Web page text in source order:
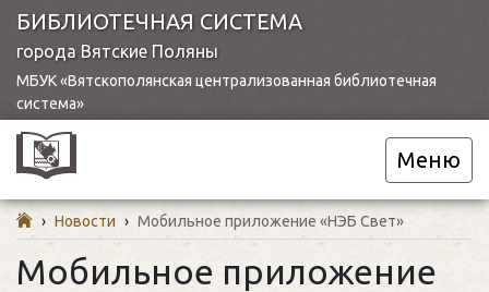
БИБЛИОТЕЧНАЯ СИСТЕМА
города Вятские Поляны
МБУК «Вятскополянская централизованная библиотечная
система»
Меню
› Новости › Мобильное приложение «НЭБ Свет»
Мобильное приложение